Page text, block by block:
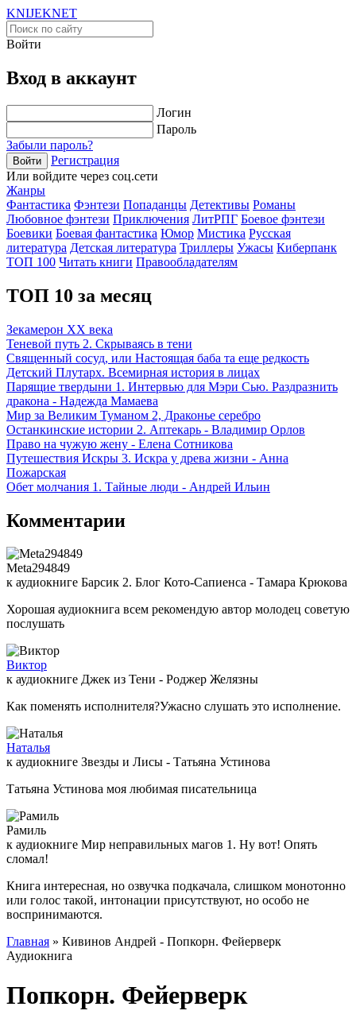
KNIJEKNET
Войти
Вход в аккаунт
Логин
Пароль
Забыли пароль?
Войти
Регистрация
Или войдите через соц.сети
Жанры
Фантастика Фэнтези Попаданцы Детективы Романы
Любовное фэнтези Приключения ЛитРПГ Боевое фэнтези
Боевики Боевая фантастика Юмор Мистика Русская
литература Детская литература Триллеры Ужасы Киберпанк
ТОП 100 Читать книги Правообладателям
ТОП 10 за месяц
Зекамерон XX века
Теневой путь 2. Скрываясь в тени
Священный сосуд, или Настоящая баба та еще редкость
Детский Плутарх. Всемирная история в лицах
Парящие твердыни 1. Интервью для Мэри Сью. Раздразнить
дракона - Надежда Мамаева
Мир за Великим Туманом 2, Драконье серебро
Останкинские истории 2. Аптекарь - Владимир Орлов
Право на чужую жену - Елена Сотникова
Путешествия Искры 3. Искра у древа жизни - Анна
Пожарская
Обет молчания 1. Тайные люди - Андрей Ильин
Комментарии
Meta294849
к аудиокниге Барсик 2. Блог Кото-Сапиенса - Тамара Крюкова
Хорошая аудиокнига всем рекомендую автор молодец советую
послушать
Виктор
к аудиокниге Джек из Тени - Роджер Желязны
Как поменять исполнителя?Ужасно слушать это исполнение.
Наталья
к аудиокниге Звезды и Лисы - Татьяна Устинова
Татьяна Устинова моя любимая писательница
Рамиль
к аудиокниге Мир неправильных магов 1. Ну вот! Опять
сломал!
Книга интересная, но озвучка подкачала, слишком монотонно
или голос такой, интонации присутствуют, но особо не
воспринимаются.
Главная » Кивинов Андрей - Попкорн. Фейерверк
Аудиокнига
Попкорн. Фейерверк